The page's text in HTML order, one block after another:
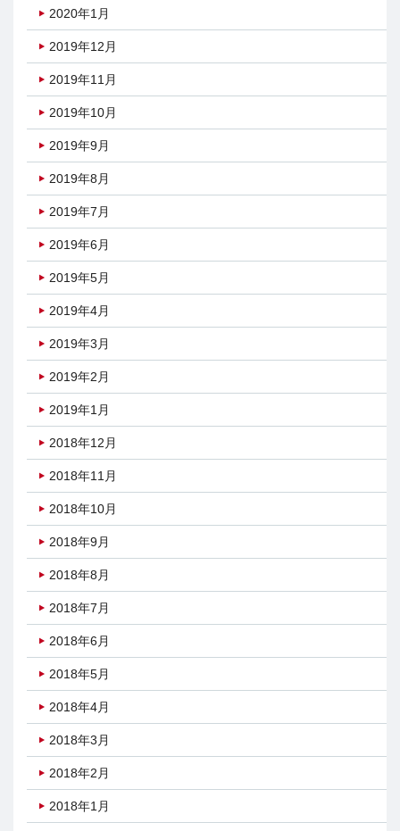
2020年1月
2019年12月
2019年11月
2019年10月
2019年9月
2019年8月
2019年7月
2019年6月
2019年5月
2019年4月
2019年3月
2019年2月
2019年1月
2018年12月
2018年11月
2018年10月
2018年9月
2018年8月
2018年7月
2018年6月
2018年5月
2018年4月
2018年3月
2018年2月
2018年1月